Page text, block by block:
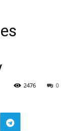
0
2476